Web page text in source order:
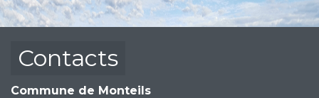
Contacts
Commune de Monteils